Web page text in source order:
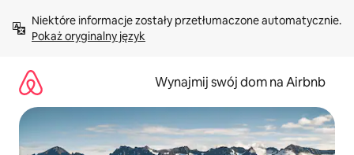
treści Pokaż oryginalny język
Wynajmij swój dom na Airbnb